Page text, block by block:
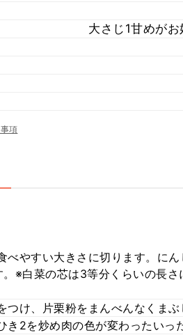
大さじ1甘めがお
項
やすい大きさに切ります。にん
※白菜の芯は3等分くらいの長
け、片栗粉をまんべんなくまぶ
2を炒め肉の色が変わったいっ